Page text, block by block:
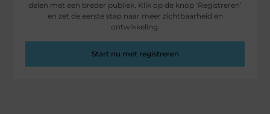
delen met een breder publiek. Klik op de knop ‘Registreren’
en zet de eerste stap naar meer zichtbaarheid en
ontwikkeling.
Start nu met registreren